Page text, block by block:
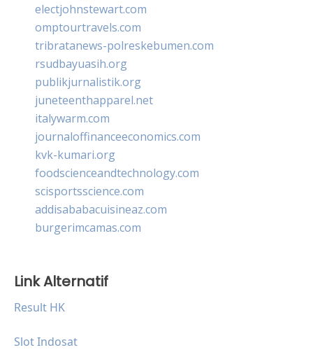
electjohnstewart.com
omptourtravels.com
tribratanews-polreskebumen.com
rsudbayuasih.org
publikjurnalistik.org
juneteenthapparel.net
italywarm.com
journaloffinanceeconomics.com
kvk-kumari.org
foodscienceandtechnology.com
scisportsscience.com
addisababacuisineaz.com
burgerimcamas.com
Link Alternatif
Result HK
Slot Indosat